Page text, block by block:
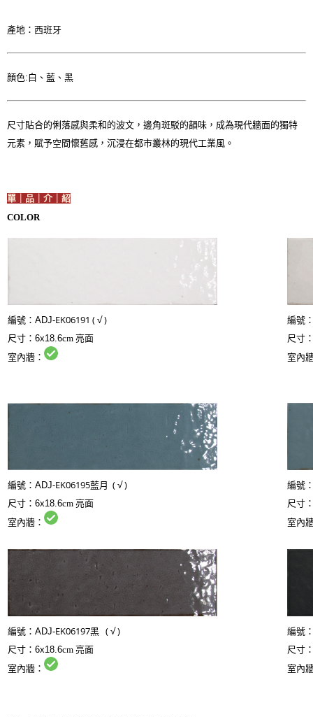
產地：西班牙
顏色:白、藍、黑
尺寸貼合的俐落感與柔和的波文，邊角斑駁的韻味，成為現代牆面的獨特
元素，賦予空間懷舊感，沉浸在都市叢林的現代工業風。
單｜品｜介｜紹
COLOR
編號： ADJ-EK06191 ( √ )
尺寸： 6x18.6cm 亮面
室內牆：
編號
尺寸
室內
編號： ADJ-EK06195藍月 ( √ )
尺寸： 6x18.6cm 亮面
室內牆：
編號
尺寸
室內
編號： ADJ-EK06197黑 ( √ )
尺寸： 6x18.6cm 亮面
室內牆：
編號
尺寸
室內